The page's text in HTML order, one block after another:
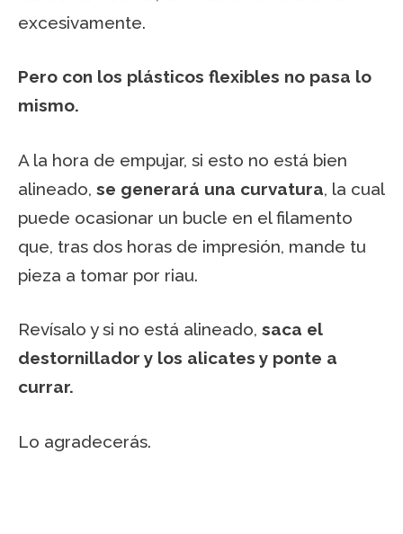
excesivamente.
Pero con los plásticos flexibles no pasa lo
mismo.
A la hora de empujar, si esto no está bien
alineado, se generará una curvatura, la cual
puede ocasionar un bucle en el filamento
que, tras dos horas de impresión, mande tu
pieza a tomar por riau.
Revísalo y si no está alineado, saca el
destornillador y los alicates y ponte a
currar.
Lo agradecerás.